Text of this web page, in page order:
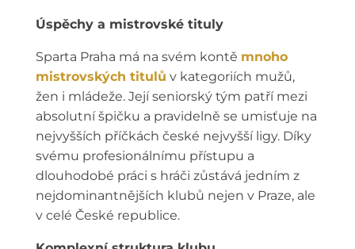
Úspěchy a mistrovské tituly
Sparta Praha má na svém kontě mnoho
mistrovských titulů v kategoriích mužů,
žen i mládeže. Její seniorský tým patří mezi
absolutní špičku a pravidelně se umisťuje na
nejvyšších příčkách české nejvyšší ligy. Díky
svému profesionálnímu přístupu a
dlouhodobé práci s hráči zůstává jedním z
nejdominantnějších klubů nejen v Praze, ale
v celé České republice.